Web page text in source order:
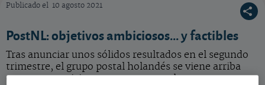
Publicado el 10 agosto 2021
PostNL: objetivos ambiciosos... y factibles
Tras anunciar unos sólidos resultados en el segundo
trimestre, el grupo postal holandés se viene arriba
con unas previsiones que apuntan alto.